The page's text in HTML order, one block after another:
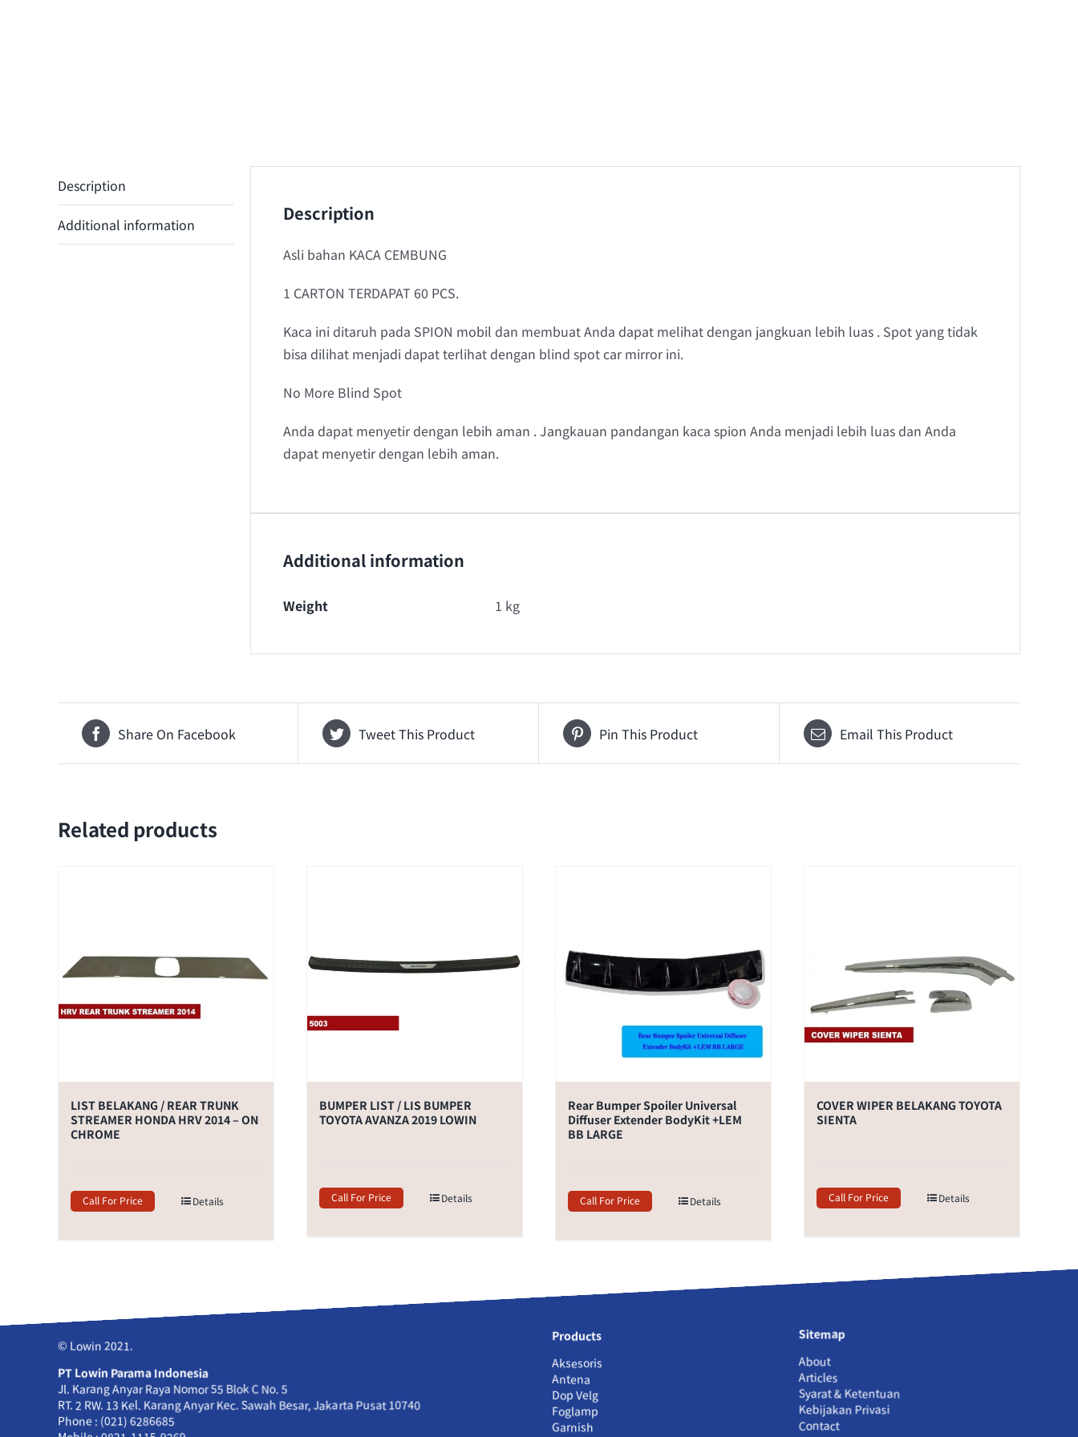
Description
Additional information Description
Asli bahan KACA CEMBUNG
1 CARTON TERDAPAT 60 PCS.
Kaca ini ditaruh pada SPION mobil dan membuat Anda dapat melihat dengan jangkuan lebih luas . Spot yang tidak
bisa dilihat menjadi dapat terlihat dengan blind spot car mirror ini.
No More Blind Spot
Anda dapat menyetir dengan lebih aman . Jangkauan pandangan kaca spion Anda menjadi lebih luas dan Anda
dapat menyetir dengan lebih aman.
Additional information
Weight 1 kg
Share On Facebook Tweet This Product Pin This Product Email This Product
Related products
LIST BELAKANG / REAR TRUNK
STREAMER HONDA HRV 2014 – ON
CHROME
Call For Price Details
BUMPER LIST / LIS BUMPER
TOYOTA AVANZA 2019 LOWIN
Call For Price Details
Rear Bumper Spoiler Universal
Diffuser Extender BodyKit +LEM
BB LARGE
Call For Price Details
COVER WIPER BELAKANG TOYOTA
SIENTA
Call For Price Details
© Lowin 2021.
PT Lowin Parama Indonesia
Jl. Karang Anyar Raya Nomor 55 Blok C No. 5
RT. 2 RW. 13 Kel. Karang Anyar Kec. Sawah Besar, Jakarta Pusat 10740
Phone : (021) 6286685
Products
Aksesoris
Antena
Dop Velg
Foglamp
Garnish
Sitemap
About
Articles
Syarat & Ketentuan
Kebijakan Privasi
Contact